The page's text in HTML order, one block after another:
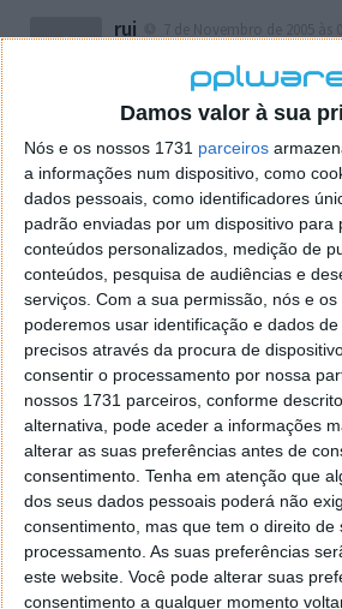
Damos valor à sua
Nós e os nossos 1731 parceiros
a informações num dispositivo, como
dados pessoais, como identificadores
padrão enviadas por um dispositivo para
conteúdos personalizados, medição de
conteúdos, pesquisa de audiências e
serviços. Com a sua permissão, nós e
poderemos usar identificação e dados
precisos através da procura de
consentir o processamento por nossa
nossos 1731 parceiros, conforme
alternativa, pode aceder a informações
alterar as suas preferências antes de
consentimento. Tenha em atenção que
dos seus dados pessoais poderá não
consentimento, mas que tem o direito de
processamento. As suas preferências
este website. Você pode alterar suas
consentimento a qualquer momento
rui
localizaçao referida n se encontra
o firefox como browser
tentei apagar o explorer na
firefox mas em vao. Kaso te
agradecido, caso contrario
Responder
Vítor M.
7 de Novembro de
@Reporter
Desculpa mas o link funciona.
o MSn Messenger 8.
Responder
Vítor M.
@Rui
Tens de encontrar o que te falei.
janela iniciar e no topo dessa
rato faz propriedades. Depois no
clica no botão ‘Personalizar’ aí